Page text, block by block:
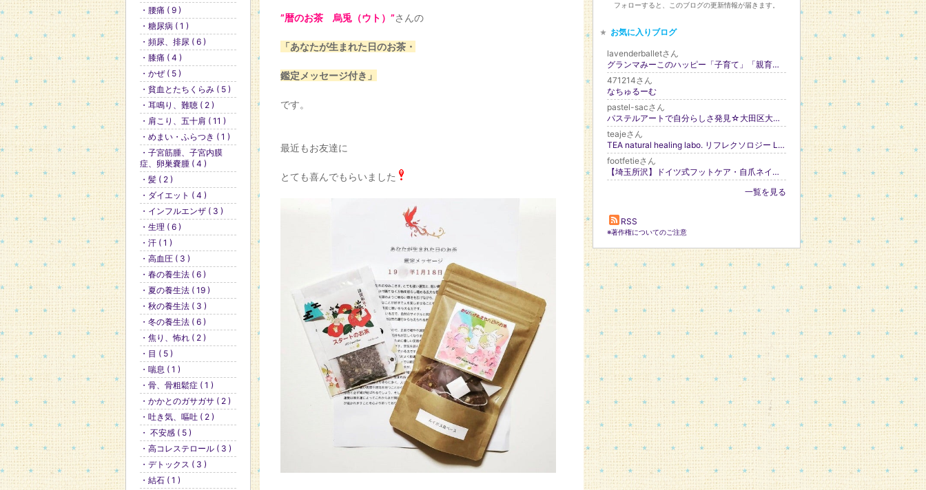
”暦のお茶 烏兎（ウト）”さんの
「あなたが生まれた日のお茶・
鑑定メッセージ付き」
です。
最近もお友達に
とても喜んでもらいました
フォローすると、このブログの更新情報が届きます。
お気に入りブログ
lavenderballetさん
グランマみーこのハッピー「子育て」「親育て」
471214さん
なちゅるーむ
pastel-sacさん
パステルアートで自分らしさ発見☆大田区大森～ﾅｰｽｾﾗﾋﾟｽﾄSachiのpastelブログ～
teajeさん
TEA natural healing labo. リフレクソロジー Lesson studio ☆☆☆ teaje 〜てぃーじゅ〜
footfetieさん
【埼玉所沢】ドイツ式フットケア・自爪ネイルケア専門 flafwa（フラフワ）
一覧を見る
RSS
※著作権についてのご注意
・腰痛 ( 9 )
・糖尿病 ( 1 )
・頻尿、排尿 ( 6 )
・膝痛 ( 4 )
・かぜ ( 5 )
・貧血とたちくらみ ( 5 )
・耳鳴り、難聴 ( 2 )
・肩こり、五十肩 ( 11 )
・めまい・ふらつき ( 1 )
・子宮筋腫、子宮内膜
症、卵巣嚢腫 ( 4 )
・髪 ( 2 )
・ダイエット ( 4 )
・インフルエンザ ( 3 )
・生理 ( 6 )
・汗 ( 1 )
・高血圧 ( 3 )
・春の養生法 ( 6 )
・夏の養生法 ( 19 )
・秋の養生法 ( 3 )
・冬の養生法 ( 6 )
・焦り、怖れ ( 2 )
・目 ( 5 )
・喘息 ( 1 )
・骨、骨粗鬆症 ( 1 )
・かかとのガサガサ ( 2 )
・吐き気、嘔吐 ( 2 )
・ 不安感 ( 5 )
・高コレステロール ( 3 )
・デトックス ( 3 )
・結石 ( 1 )